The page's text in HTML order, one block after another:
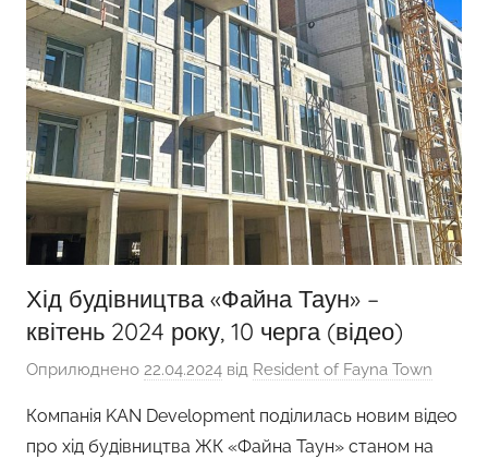
Хід будівництва «Файна Таун» –
квітень 2024 року, 10 черга (відео)
Оприлюднено 22.04.2024 від Resident of Fayna Town
Компанія KAN Development поділилась новим відео
про хід будівництва ЖК «Файна Таун» станом на